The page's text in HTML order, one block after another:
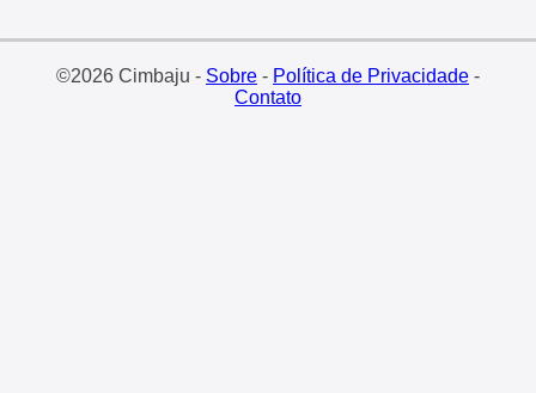
©2026 Cimbaju - Sobre- Política de Privacidade-
Contato